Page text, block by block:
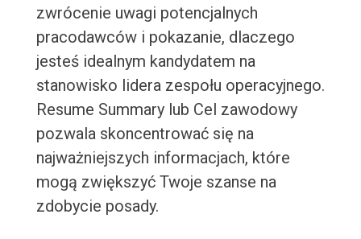
zwrócenie uwagi potencjalnych
pracodawców i pokazanie, dlaczego
jesteś idealnym kandydatem na
stanowisko lidera zespołu operacyjnego.
Resume Summary lub Cel zawodowy
pozwala skoncentrować się na
najważniejszych informacjach, które
mogą zwiększyć Twoje szanse na
zdobycie posady.